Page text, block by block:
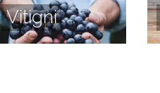
Vitigni